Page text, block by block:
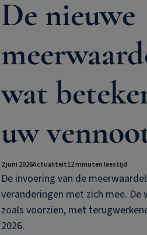
De nieuwe
wat
uw
2 juni 2026Actualiteit12 minuten leestijd
De invoering van de
veranderingen met zich mee.
zoals voorzien, met
2026.